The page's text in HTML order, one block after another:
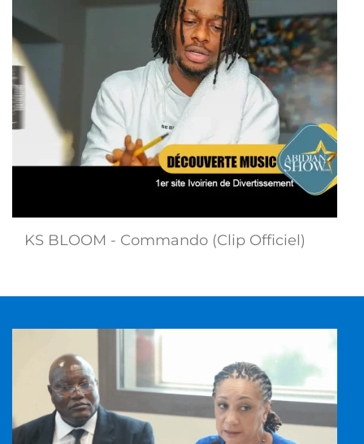
KS BLOOM - Commando (Clip Officiel)